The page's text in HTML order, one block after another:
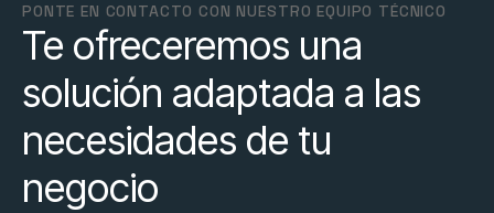
PONTE EN CONTACTO CON NUESTRO EQUIPO TÉCNICO
Te ofreceremos una
solución adaptada a las
necesidades de tu
negocio